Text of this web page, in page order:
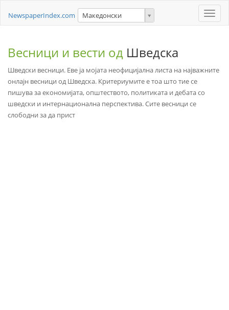
Toggle
NewspaperIndex.com Македонски
Весници и вести од Шведска
Шведски весници. Еве ја мојата неофицијална листа на најважните
онлајн весници од Шведска. Критериумите е тоа што тие се
пишува за економијата, општеството, политиката и дебата со
шведски и интернационална перспектива. Сите весници се
слободни за да прист